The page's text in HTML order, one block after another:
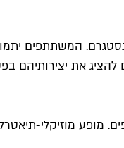
המשתתפים
את יצירותיהם
מופע מוזיקלי-